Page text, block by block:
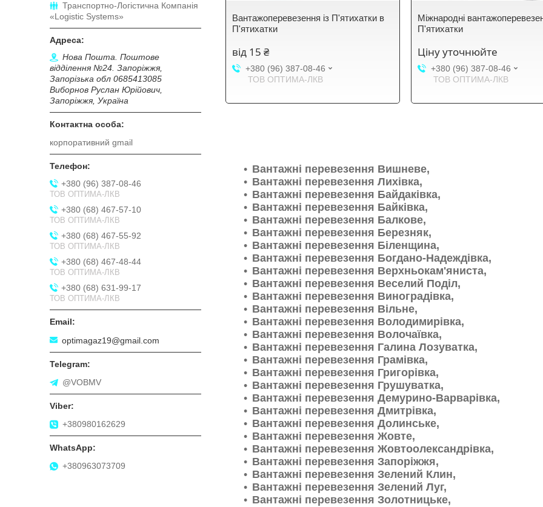
Вантажоперевезення із П'ятихатки в
П'ятихатки
від 15 ₴
+380 (96) 387-08-46
ТОВ ОПТИМА-ЛКВ
Міжнародні
П'ятихатки
Ціну уточнюйте
+380 (96) 387-08-46
ТОВ ОПТИМА-ЛКВ
Вантажні перевезення Вишневе,
Вантажні перевезення Лихівка,
Вантажні перевезення Байдаківка,
Вантажні перевезення Байківка,
Вантажні перевезення Балкове,
Вантажні перевезення Березняк,
Вантажні перевезення Біленщина,
Вантажні перевезення Богдано-Надеждівка,
Вантажні перевезення Верхньокам'яниста,
Вантажні перевезення Веселий Поділ,
Вантажні перевезення Виноградівка,
Вантажні перевезення Вільне,
Вантажні перевезення Володимирівка,
Вантажні перевезення Волочаївка,
Вантажні перевезення Галина Лозуватка,
Вантажні перевезення Грамівка,
Вантажні перевезення Григорівка,
Вантажні перевезення Грушуватка,
Вантажні перевезення Демурино-Варварівка,
Вантажні перевезення Дмитрівка,
Вантажні перевезення Долинське,
Вантажні перевезення Жовте,
Вантажні перевезення Жовтоолександрівка,
Вантажні перевезення Запоріжжя,
Вантажні перевезення Зелений Клин,
Вантажні перевезення Зелений Луг,
Вантажні перевезення Золотницьке,
Транспортно-Логістична Компанія
«Logistic Systems»
Нова Пошта. Поштове
відділення №24. Запоріжжя,
Запорізька обл 0685413085
Виборнов Руслан Юрійович,
Запоріжжя, Україна
корпоративний gmail
+380 (96) 387-08-46
ТОВ ОПТИМА-ЛКВ
+380 (68) 467-57-10
ТОВ ОПТИМА-ЛКВ
+380 (68) 467-55-92
ТОВ ОПТИМА-ЛКВ
+380 (68) 467-48-44
ТОВ ОПТИМА-ЛКВ
+380 (68) 631-99-17
ТОВ ОПТИМА-ЛКВ
optimagaz19@gmail.com
@VOBMV
+380980162629
+380963073709